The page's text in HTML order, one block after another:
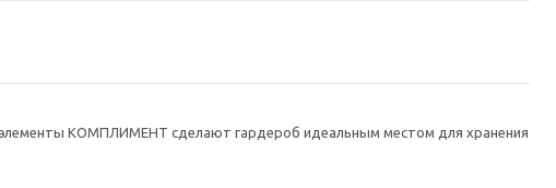
элементы КОМПЛИМЕНТ сделают гардероб идеальным местом для хранения